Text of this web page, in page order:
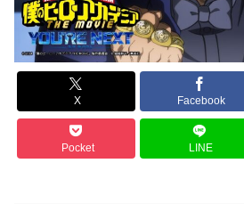
X Facebook
Pocket LINE